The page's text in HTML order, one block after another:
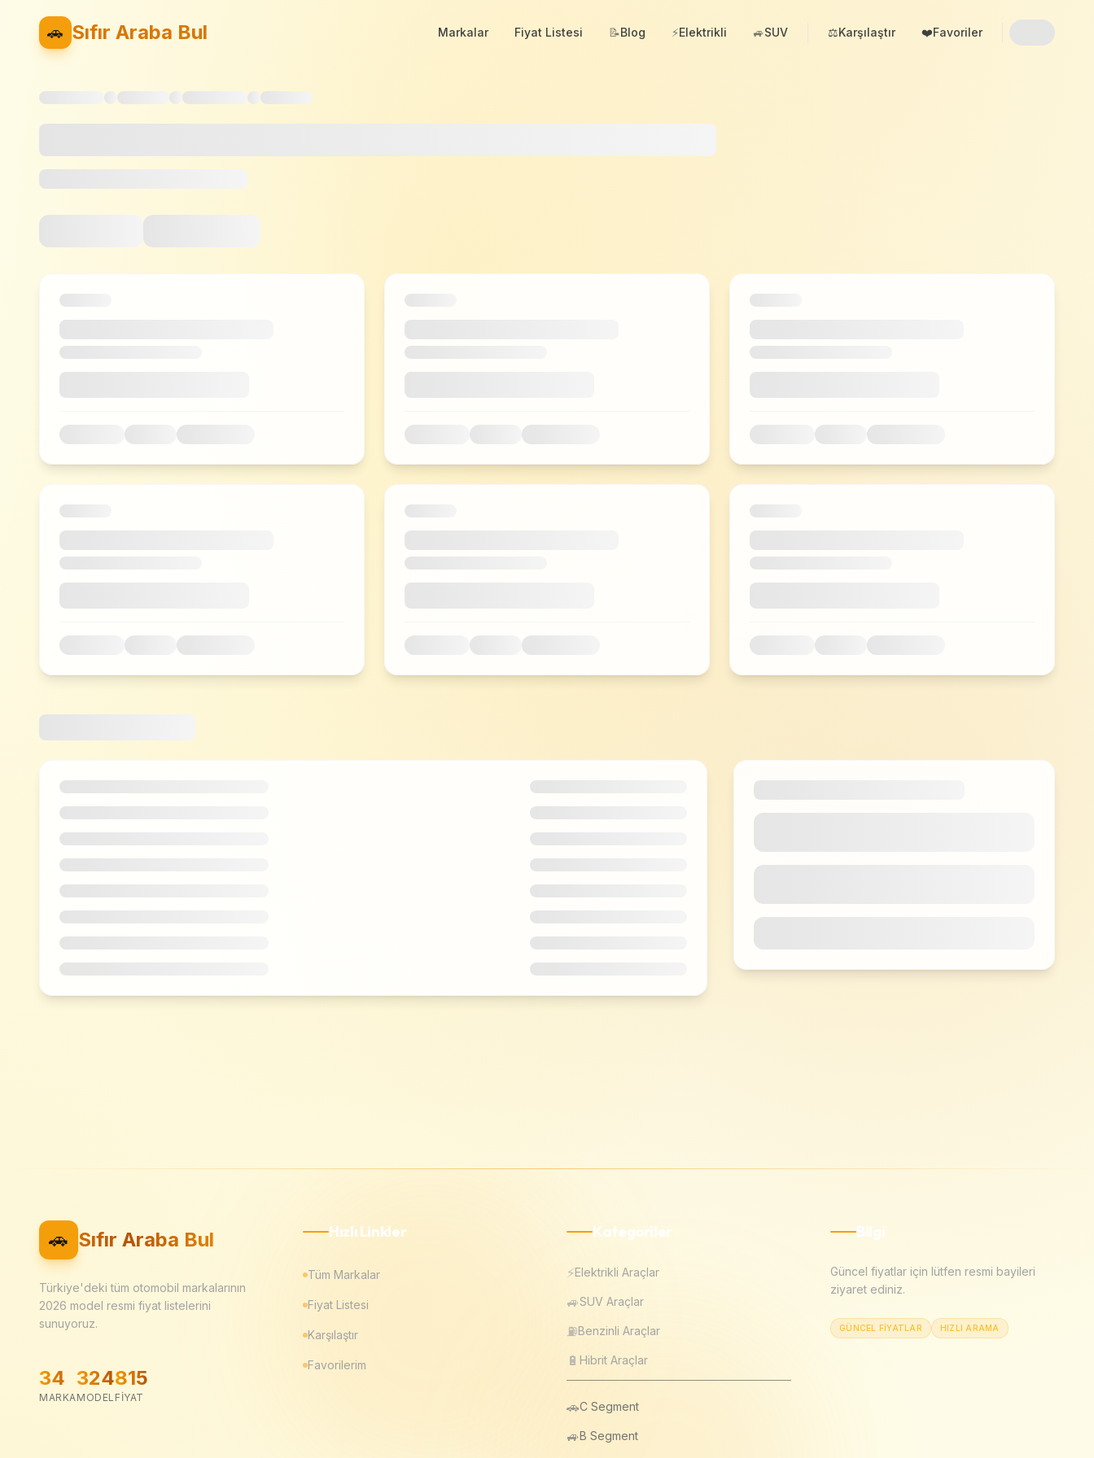
🚗 Sıfır Araba Bul Markalar Fiyat Listesi 📝Blog ⚡Elektrikli 🚙SUV ⚖️Karşılaştır ❤️Favoriler
🚗 Sıfır Araba Bul
Türkiye'deki tüm otomobil markalarının
2026 model resmi fiyat listelerini
sunuyoruz.
34
MARKA
324
MODEL
815
FIYAT
Hızlı Linkler
Tüm Markalar
Fiyat Listesi
Karşılaştır
Favorilerim
Kategoriler
⚡Elektrikli Araçlar
🚙SUV Araçlar
⛽Benzinli Araçlar
🔋 Hibrit Araçlar
🚗C Segment
🚙B Segment
Bilgi
Güncel fiyatlar için lütfen resmi bayileri
ziyaret ediniz.
GÜNCEL FIYATLAR HIZLI ARAMA